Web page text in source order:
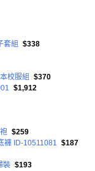
套組
$338
校服組
$370
$1,912
$259
褲 ID-10511081 $187
裝 $193